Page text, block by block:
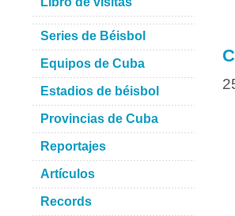
Series de Béisbol
Equipos de Cuba
Estadios de béisbol
Provincias de Cuba
Reportajes
Artículos
Records